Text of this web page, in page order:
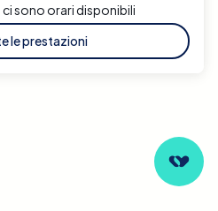
sono orari disponibili
le prestazioni